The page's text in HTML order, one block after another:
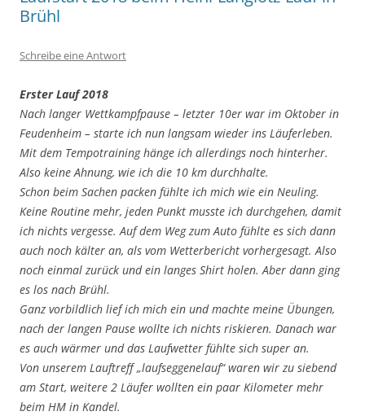
Brühl
Schreibe eine Antwort
Erster Lauf 2018
Nach langer Wettkampfpause – letzter 10er war im Oktober in
Feudenheim – starte ich nun langsam wieder ins Läuferleben.
Mit dem Tempotraining hänge ich allerdings noch hinterher.
Also keine Ahnung, wie ich die 10 km durchhalte.
Schon beim Sachen packen fühlte ich mich wie ein Neuling.
Keine Routine mehr, jeden Punkt musste ich durchgehen, damit
ich nichts vergesse. Auf dem Weg zum Auto fühlte es sich dann
auch noch kälter an, als vom Wetterbericht vorhergesagt. Also
noch einmal zurück und ein langes Shirt holen. Aber dann ging
es los nach Brühl.
Ganz vorbildlich lief ich mich ein und machte meine Übungen,
nach der langen Pause wollte ich nichts riskieren. Danach war
es auch wärmer und das Laufwetter fühlte sich super an.
Von unserem Lauftreff „laufseggenelauf“ waren wir zu siebend
am Start, weitere 2 Läufer wollten ein paar Kilometer mehr
beim HM in Kandel.